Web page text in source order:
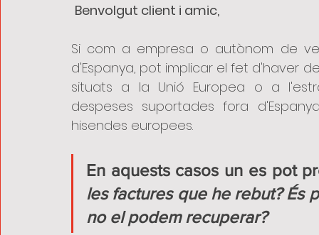
Benvolgut client i amic,
Si com a empresa o autònom de
d'Espanya, pot implicar el fet d'haver
situats a la Unió Europea o a
despeses suportades fora
hisendes europees.
En aquests casos un es pot
les factures que he rebut? És
no el podem recuperar?